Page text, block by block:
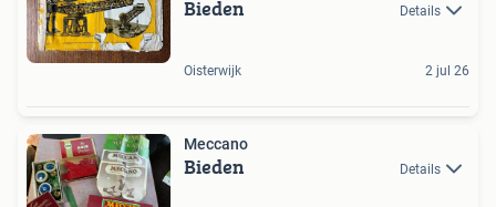
Bieden Details
Oisterwijk 2 jul 26
Meccano
Bieden Details